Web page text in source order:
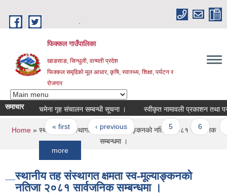
फिक्कल गाउँपालिका
खाङसाङ, सिन्धुली, वाग्मती प्रदेश
फिक्कल समृद्दिको मूल आधार, कृषि, स्वास्थ्य, शिक्षा, पर्यटन र
रोजगार
समाचारचमेना गृह संचालन सम्बन्धी सूचना । स्वीकृत नामावली प्रकाशन तथा परीक्षा
Pages
« first ‹ previous … 5 7
You are here
Home» स्थानीय तह संस्थागत क्षमता स्व-मूल्याङ्कनको नतिजा २०८१ सार्वजनिक
सम्बन्धमा ।
स्थानीय तह संस्थागत क्षमता स्व-मूल्याङ्कनको
नतिजा २०८१ सार्वजनिक सम्बन्धमा ।